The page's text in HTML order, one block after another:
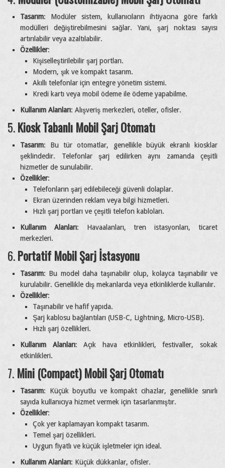
Tasarım: Modüler sistem, kullanıcıların ihtiyacına göre farklı
modülleri değiştirebilmesini sağlar. Yani, şarj noktası sayısı
artırılabilir veya azaltılabilir.
Özellikler:
Kişiselleştirilebilir şarj portları.
Modern, şık ve kompakt tasarım.
Akıllı telefonlar için entegre yönetim sistemi.
Kredi kartı veya mobil ödeme ile ödeme yapabilme.
Kullanım Alanları: Alışveriş merkezleri, oteller, ofisler.
5.Kiosk Tabanlı Mobil Şarj Otomatı
Tasarım: Bu tür otomatlar, genellikle büyük ekranlı kiosklar
şeklindedir. Telefonlar şarj edilirken aynı zamanda çeşitli
hizmetler de sunulabilir.
Özellikler:
Telefonların şarj edilebileceği güvenli dolaplar.
Ekran üzerinden reklam veya bilgi hizmetleri.
Hızlı şarj portları ve çeşitli telefon kabloları.
Kullanım Alanları: Havaalanları, tren istasyonları, ticaret
merkezleri.
6.Portatif Mobil Şarj İstasyonu
Tasarım: Bu model daha taşınabilir olup, kolayca taşınabilir ve
kurulabilir. Genellikle dış mekanlarda veya etkinliklerde kullanılır.
Özellikler:
Taşınabilir ve hafif yapıda.
Şarj kablosu bağlantıları (USB-C, Lightning, Micro-USB).
Hızlı şarj özellikleri.
Kullanım Alanları: Açık hava etkinlikleri, festivaller, sokak
etkinlikleri.
7. Mini (Compact) Mobil Şarj Otomatı
Tasarım: Küçük boyutlu ve kompakt cihazlar, genellikle sınırlı
sayıda kullanıcıya hizmet vermek için tasarlanmıştır.
Özellikler:
Çok yer kaplamayan kompakt tasarım.
Temel şarj özellikleri.
Uygun fiyatlı ve küçük işletmeler için ideal.
Kullanım Alanları: Küçük dükkanlar, ofisler.